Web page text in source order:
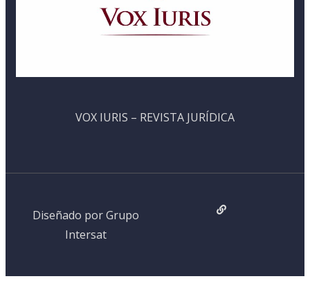
VOX IURIS – REVISTA JURÍDICA
Diseñado por Grupo
Intersat